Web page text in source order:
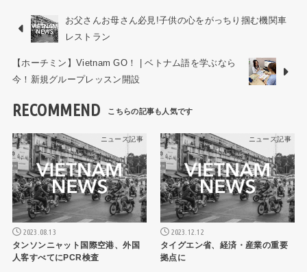
お父さんお母さん必見!子供の心をがっちり掴む機関車
レストラン
【ホーチミン】Vietnam GO！ | ベトナム語を学ぶなら
今！新規グループレッスン開設
RECOMMEND
ニュース記事
2023.08.13
タンソンニャット国際空港、外国
人客すべてにPCR検査
ニュース記事
2023.12.12
タイグエン省、経済・産業の重要
拠点に